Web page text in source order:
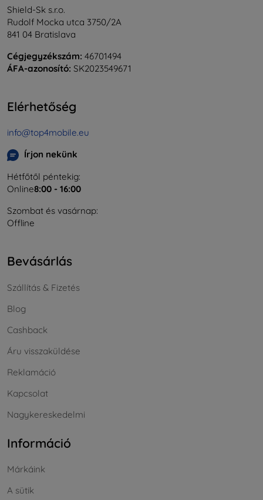
Shield-Sk s.r.o.
Rudolf Mocka utca 3750/2A
841 04 Bratislava
Cégjegyzékszám: 46701494
ÁFA-azonosító: SK2023549671
Elérhetőség
info@top4mobile.eu
Írjon nekünk
Hétfőtől péntekig:
Online8:00 - 16:00
Szombat és vasárnap:
Offline
Bevásárlás
Szállítás & Fizetés
Blog
Cashback
Áru visszaküldése
Reklamáció
Kapcsolat
Nagykereskedelmi
Információ
Márkáink
A sütik